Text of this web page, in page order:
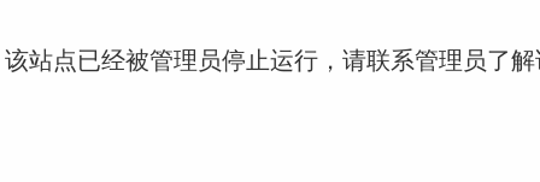
站点已经被管理员停止运行，请联系管理员了